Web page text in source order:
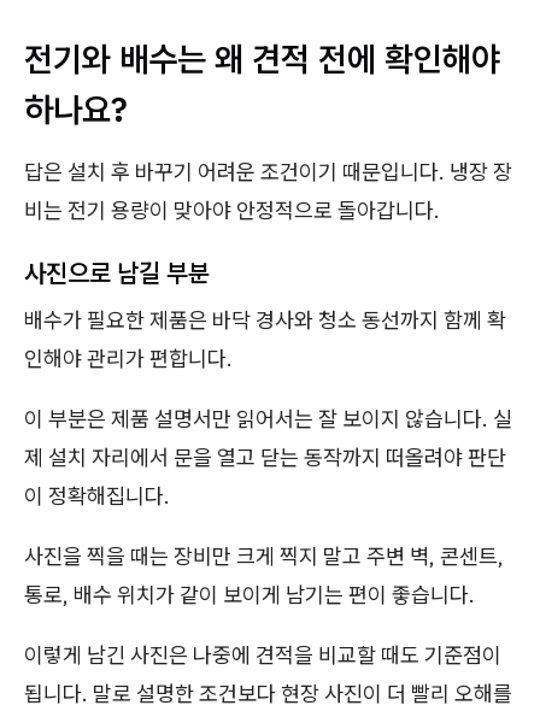
전기와 배수는 왜 견적 전에 확인해야
하나요?
답은 설치 후 바꾸기 어려운 조건이기 때문입니다. 냉장 장
비는 전기 용량이 맞아야 안정적으로 돌아갑니다.
사진으로 남길 부분
배수가 필요한 제품은 바닥 경사와 청소 동선까지 함께 확
인해야 관리가 편합니다.
이 부분은 제품 설명서만 읽어서는 잘 보이지 않습니다. 실
제 설치 자리에서 문을 열고 닫는 동작까지 떠올려야 판단
이 정확해집니다.
사진을 찍을 때는 장비만 크게 찍지 말고 주변 벽, 콘센트,
통로, 배수 위치가 같이 보이게 남기는 편이 좋습니다.
이렇게 남긴 사진은 나중에 견적을 비교할 때도 기준점이
됩니다. 말로 설명한 조건보다 현장 사진이 더 빨리 오해를